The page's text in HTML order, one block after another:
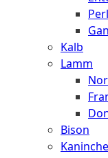
Kalb
Lamm
Bison